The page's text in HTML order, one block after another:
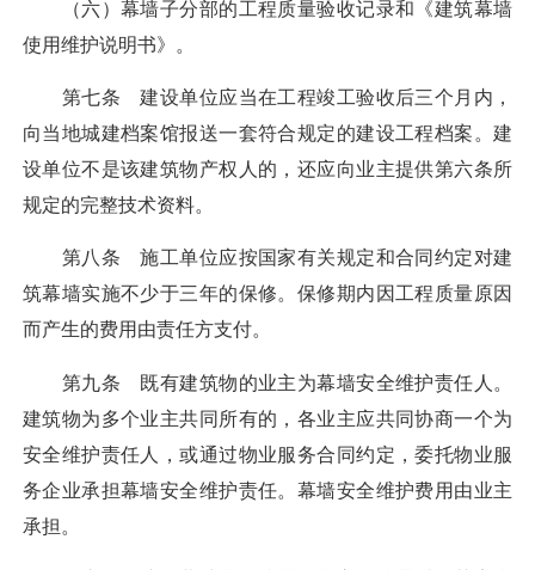
（六）幕墙子分部的工程质量验收记录和《建筑幕墙
使用维护说明书》。
第七条 建设单位应当在工程竣工验收后三个月内，
向当地城建档案馆报送一套符合规定的建设工程档案。建
设单位不是该建筑物产权人的，还应向业主提供第六条所
规定的完整技术资料。
第八条 施工单位应按国家有关规定和合同约定对建
筑幕墙实施不少于三年的保修。保修期内因工程质量原因
而产生的费用由责任方支付。
第九条 既有建筑物的业主为幕墙安全维护责任人。
建筑物为多个业主共同所有的，各业主应共同协商一个为
安全维护责任人，或通过物业服务合同约定，委托物业服
务企业承担幕墙安全维护责任。幕墙安全维护费用由业主
承担。